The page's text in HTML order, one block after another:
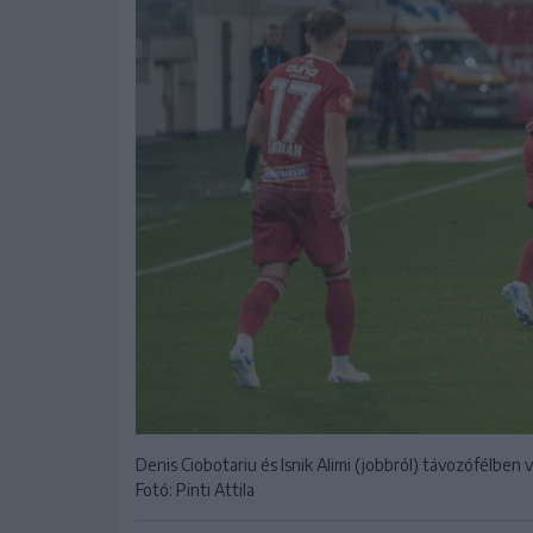
Denis Ciobotariu és Isnik Alimi (jobbról) távozófélben
Fotó: Pinti Attila